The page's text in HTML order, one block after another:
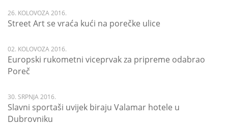
26. KOLOVOZA 2016.
Street Art se vraća kući na porečke ulice
02. KOLOVOZA 2016.
Europski rukometni viceprvak za pripreme odabrao
Poreč
30. SRPNJA 2016.
Slavni sportaši uvijek biraju Valamar hotele u
Dubrovniku